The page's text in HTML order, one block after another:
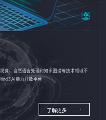
觉、自然语言处理和知识图谱等技术领域不
能力开放平台
了解更多